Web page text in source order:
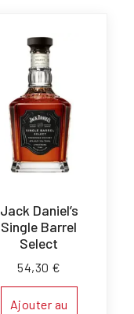
Jack Daniel’s
Single Barrel
Select
54,30 €
Ajouter au